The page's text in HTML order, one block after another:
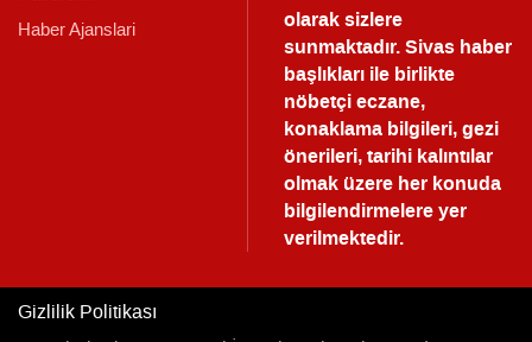
Haber Ajanslari
olarak sizlere
sunmaktadır.Sivas haber
başlıkları ile birlikte
nöbetçi eczane,
konaklama bilgileri, gezi
önerileri, tarihi kalıntılar
olmak üzere her konuda
bilgilendirmelere yer
verilmektedir.
Gizlilik Politikası